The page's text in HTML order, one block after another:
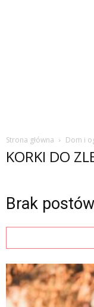
Strona główna Dom i
KORKI DO
Brak